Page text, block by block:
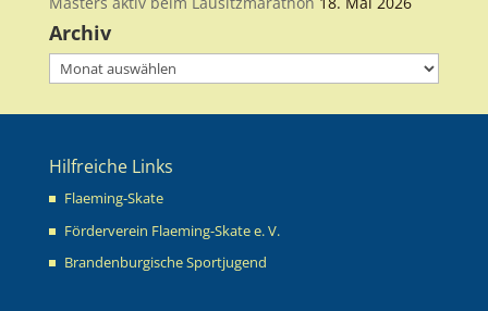
Archiv
Archiv
Hilfreiche Links
Flaeming-Skate
Förderverein Flaeming-Skate e. V.
Brandenburgische Sportjugend